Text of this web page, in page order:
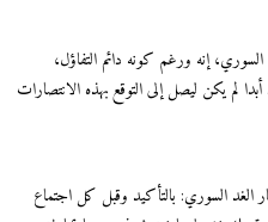
إنه ورغم كونه دائم التفاؤل،
لم يكن ليصل إلى التوقع بهذه الانتصارات
السوري: بالتأكيد وقبل كل اجتماع